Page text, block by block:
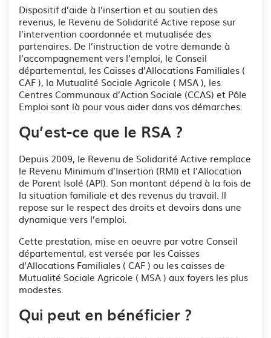
Dispositif d’aide à l’insertion et au soutien des
revenus, le Revenu de Solidarité Active repose sur
l’intervention coordonnée et mutualisée des
partenaires. De l’instruction de votre demande à
l’accompagnement vers l’emploi, le Conseil
départemental, les Caisses d’Allocations Familiales (
CAF ), la Mutualité Sociale Agricole ( MSA ), les
Centres Communaux d’Action Sociale (CCAS) et Pôle
Emploi sont là pour vous aider dans vos démarches.
Qu’est-ce que le RSA ?
Depuis 2009, le Revenu de Solidarité Active remplace
le Revenu Minimum d’Insertion (RMI) et l’Allocation
de Parent Isolé (API). Son montant dépend à la fois de
la situation familiale et des revenus du travail. Il
repose sur le respect des droits et devoirs dans une
dynamique vers l’emploi.
Cette prestation, mise en oeuvre par votre Conseil
départemental, est versée par les Caisses
d’Allocations Familiales ( CAF ) ou les caisses de
Mutualité Sociale Agricole ( MSA ) aux foyers les plus
modestes.
Qui peut en bénéficier ?